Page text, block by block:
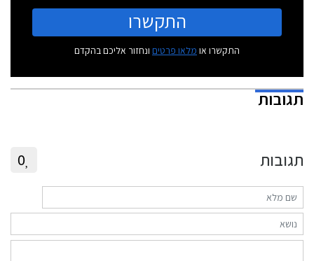
התקשרו
התקשרו או מלאו פרטים ונחזור אליכם בהקדם
תגובות
תגובות 0